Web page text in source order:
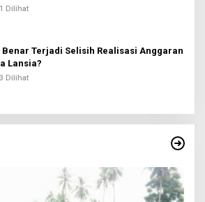
Dilihat
Benar Terjadi Selisih Realisasi Anggaran
Lansia?
Dilihat